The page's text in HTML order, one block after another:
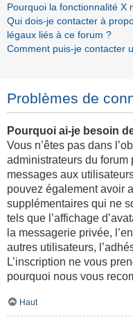
Pourquoi la fonctionnalité X
Qui dois-je contacter à
légaux liés à ce forum ?
Comment puis-je contacter
Problèmes de
Pourquoi ai-je besoin
Vous n’êtes pas dans
administrateurs du
messages aux
pouvez également avoir
supplémentaires qui ne
tels que l’affichage
la messagerie privée,
autres utilisateurs,
L’inscription ne vous
pourquoi nous vous
Haut